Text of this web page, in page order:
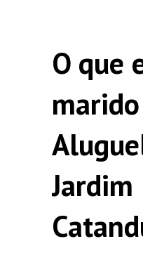
O que
Jardim